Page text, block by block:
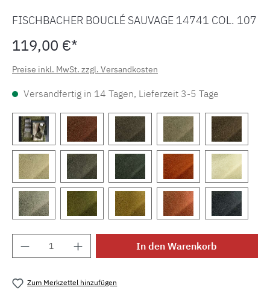
FISCHBACHER BOUCLÉ SAUVAGE 14741 COL. 107
119,00 €*
Preise inkl. MwSt. zzgl. Versandkosten
Versandfertig in 14 Tagen, Lieferzeit 3-5 Tage
Produkt Anzahl: Gib den gewünschten
In den Warenkorb
Zum Merkzettel hinzufügen